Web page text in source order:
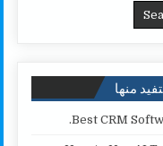
منها
Best CRM